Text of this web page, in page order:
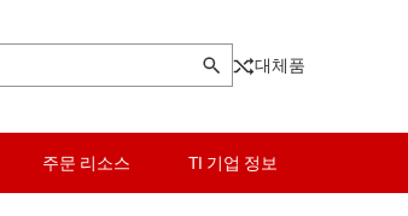
대체품
주문 리소스 TI 기업 정보